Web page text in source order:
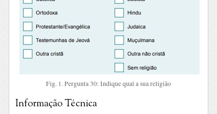
Fig. 1. Pergunta 30: Indique qual a sua religião
Informação Técnica